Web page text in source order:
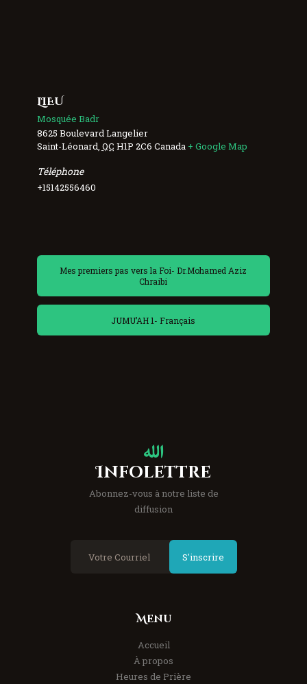
LIEU
Mosquée Badr
8625 Boulevard Langelier
Saint-Léonard QC H1P 2C6 Canada + Google Map
Téléphone
+15142556460
Mes premiers pas vers la Foi- Dr.Mohamed Aziz
Chraibi
JUMU’AH 1- Français
Infolettre
Abonnez-vous à notre liste de
diffusion
S'inscrire
Menu
Accueil
À propos
Heures de Prière